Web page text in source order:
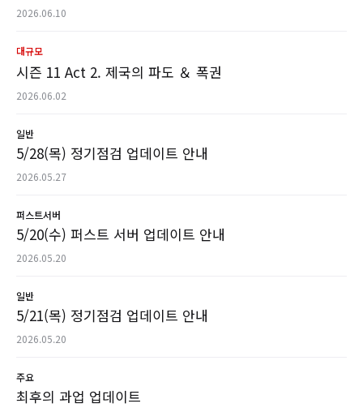
2026.06.10
대규모
시즌 11 Act 2. 제국의 파도 ＆ 폭권
2026.06.02
일반
5/28(목) 정기점검 업데이트 안내
2026.05.27
퍼스트서버
5/20(수) 퍼스트 서버 업데이트 안내
2026.05.20
일반
5/21(목) 정기점검 업데이트 안내
2026.05.20
주요
최후의 과업 업데이트